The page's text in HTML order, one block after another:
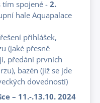
tím spojené - 2.
hale Aquapalace
přihlášek,
(jaké přesně
předání prvních
bazén (již se jde
dovedností)
– 11.-.13.10. 2024